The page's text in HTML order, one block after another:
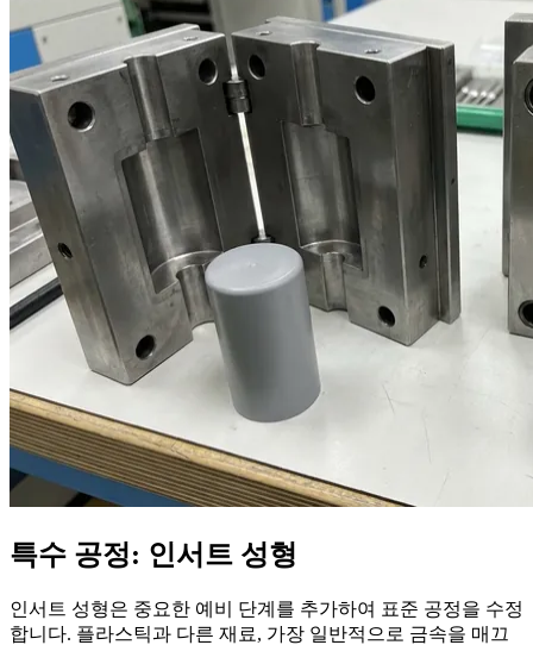
특수 공정: 인서트 성형
인서트 성형은 중요한 예비 단계를 추가하여 표준 공정을 수정
합니다. 플라스틱과 다른 재료, 가장 일반적으로 금속을 매끄